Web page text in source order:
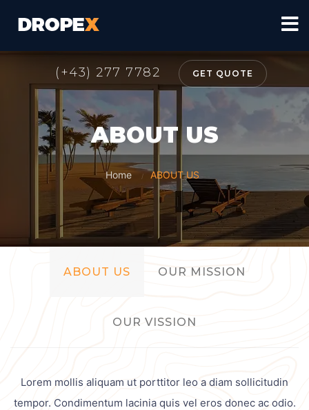
(+43) 277 7782 GET QUOTE
ABOUT US
Home / ABOUT US
ABOUT US OUR MISSION
OUR VISSION
Lorem mollis aliquam ut porttitor leo a diam sollicitudin
tempor. Condimentum lacinia quis vel eros donec ac odio.